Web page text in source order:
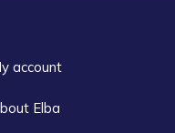
account
Elba